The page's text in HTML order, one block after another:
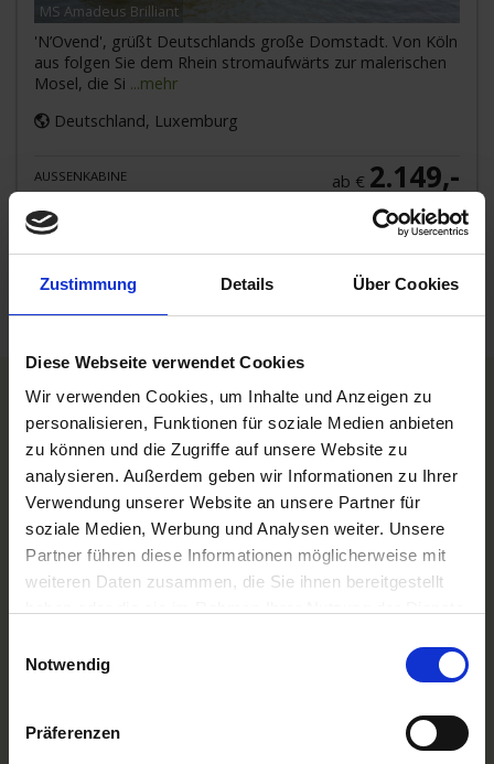
Zustimmung Details Über Cookies
Diese Webseite verwendet Cookies
Wir verwenden Cookies, um Inhalte und Anzeigen zu
personalisieren, Funktionen für soziale Medien anbieten
zu können und die Zugriffe auf unsere Website zu
analysieren. Außerdem geben wir Informationen zu Ihrer
Verwendung unserer Website an unsere Partner für
soziale Medien, Werbung und Analysen weiter. Unsere
Partner führen diese Informationen möglicherweise mit
weiteren Daten zusammen, die Sie ihnen bereitgestellt
Notwendig
Präferenzen
MS Amadeus Brilliant
'N’Ovend', grüßt Deutschlands große Domstadt. Von Köln
aus folgen Sie dem Rhein stromaufwärts zur malerischen
Mosel, die Si ...mehr
Deutschland, Luxemburg
AUSSENKABINE ab € 2.149,-
Zum Angebot
TOP Reedereien
Phoenix Flussreisen
A-ROSA Flussschiff GmbH
Nicko Cruises Flussreisen
PLANTOURS Kreuzfahrten
AMADEUS Flusskreuzfahrten
1AVista Flussreisen
TOP Reiseziele
Flussreisen Deutschland
Flussreise Osteuropa
Asien Flusskreuzfahrten